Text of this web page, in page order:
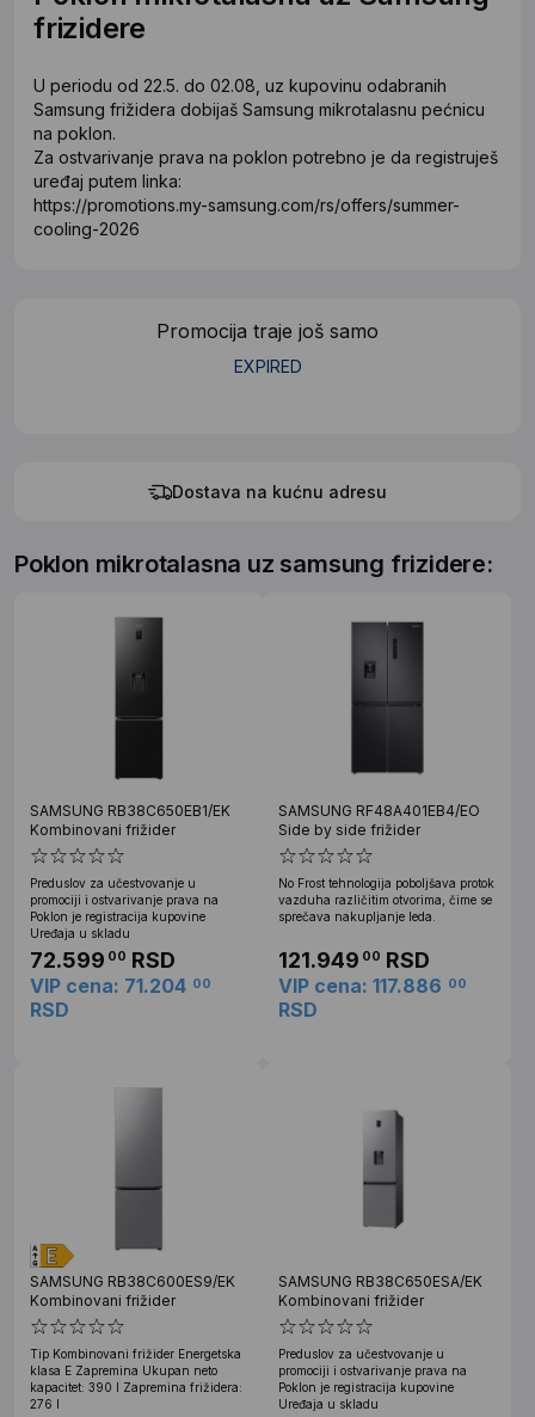
frizidere
U periodu od 22.5. do 02.08, uz kupovinu odabranih
Samsung frižidera dobijaš Samsung mikrotalasnu pećnicu
na poklon.
Za ostvarivanje prava na poklon potrebno je da registruješ
uređaj putem linka:
https://promotions.my-samsung.com/rs/offers/summer-
cooling-2026
Promocija traje još samo
EXPIRED
Dostava na kućnu adresu
Poklon mikrotalasna uz samsung frizidere:
SAMSUNG RB38C650EB1/EK
Kombinovani frižider
Preduslov za učestvovanje u
promociji i ostvarivanje prava na
Poklon je registracija kupovine
Uređaja u skladu
72.599 00 RSD
VIP cena: 71.204 00
RSD
SAMSUNG RF48A401EB4/EO
Side by side frižider
No Frost tehnologija poboljšava protok
vazduha različitim otvorima, čime se
sprečava nakupljanje leda.
121.949 00 RSD
VIP cena: 117.886 00
RSD
SAMSUNG RB38C600ES9/EK
Kombinovani frižider
Tip Kombinovani frižider Energetska
klasa E Zapremina Ukupan neto
kapacitet: 390 l Zapremina frižidera:
276 l
SAMSUNG RB38C650ESA/EK
Kombinovani frižider
Preduslov za učestvovanje u
promociji i ostvarivanje prava na
Poklon je registracija kupovine
Uređaja u skladu